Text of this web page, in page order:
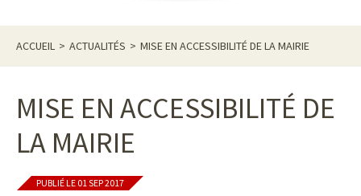
ACCUEIL > ACTUALITÉS > MISE EN ACCESSIBILITÉ DE LA MAIRIE
MISE EN ACCESSIBILITÉ DE
LA MAIRIE
PUBLIÉ LE 01 SEP 2017